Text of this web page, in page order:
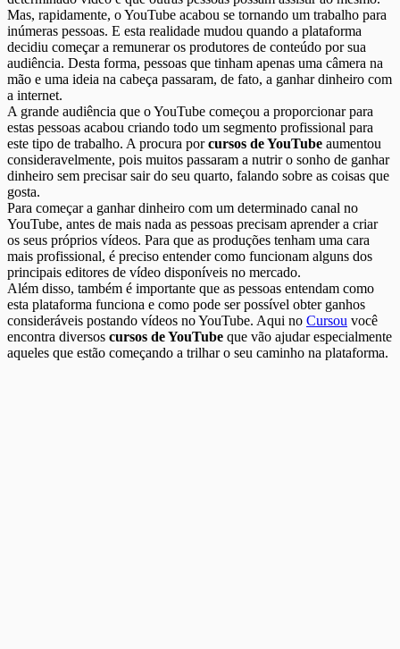
Mas, rapidamente, o YouTube acabou se tornando um trabalho para
inúmeras pessoas. E esta realidade mudou quando a plataforma
decidiu começar a remunerar os produtores de conteúdo por sua
audiência. Desta forma, pessoas que tinham apenas uma câmera na
mão e uma ideia na cabeça passaram, de fato, a ganhar dinheiro com
a internet.
A grande audiência que o YouTube começou a proporcionar para
estas pessoas acabou criando todo um segmento profissional para
este tipo de trabalho. A procura porcursos de YouTube aumentou
consideravelmente, pois muitos passaram a nutrir o sonho de ganhar
dinheiro sem precisar sair do seu quarto, falando sobre as coisas que
gosta.
Para começar a ganhar dinheiro com um determinado canal no
YouTube, antes de mais nada as pessoas precisam aprender a criar
os seus próprios vídeos. Para que as produções tenham uma cara
mais profissional, é preciso entender como funcionam alguns dos
principais editores de vídeo disponíveis no mercado.
Além disso, também é importante que as pessoas entendam como
esta plataforma funciona e como pode ser possível obter ganhos
consideráveis postando vídeos no YouTube. Aqui no Cursou você
encontra diversos cursos de YouTube que vão ajudar especialmente
aqueles que estão começando a trilhar o seu caminho na plataforma.